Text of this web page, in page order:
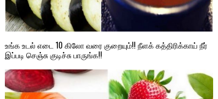
உங்க உடல் எடை 10 கிலோ வரை குறையும்!! நீளக் கத்திரிக்காய் நீர்
இப்படி செஞ்சு குடிச்சு பாருங்க!!